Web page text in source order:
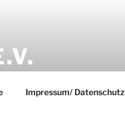
Impressum/ Datenschutz